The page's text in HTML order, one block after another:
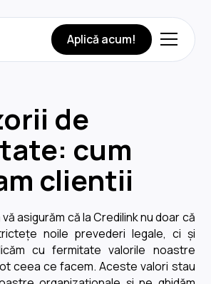
Aplică acum!
de
cum
clientii
asigurăm că la Credilink nu doar că
noile prevederi legale, ci și
cu fermitate valorile noastre
ceea ce facem. Aceste valori stau